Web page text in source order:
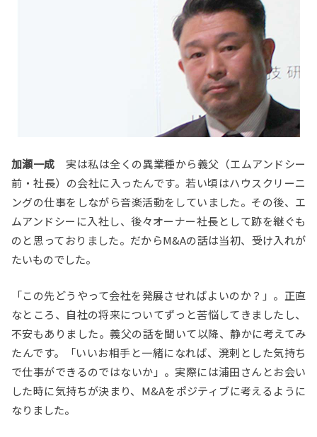
加瀬一成 実は私は全くの異業種から義父（エムアンドシー
前・社長）の会社に入ったんです。若い頃はハウスクリーニ
ングの仕事をしながら音楽活動をしていました。その後、エ
ムアンドシーに入社し、後々オーナー社長として跡を継ぐも
のと思っておりました。だからM&Aの話は当初、受け入れが
たいものでした。
「この先どうやって会社を発展させればよいのか？」。正直
なところ、自社の将来についてずっと苦悩してきましたし、
不安もありました。義父の話を聞いて以降、静かに考えてみ
たんです。「いいお相手と一緒になれば、溌剌とした気持ち
で仕事ができるのではないか」。実際には浦田さんとお会い
した時に気持ちが決まり、M&Aをポジティブに考えるように
なりました。